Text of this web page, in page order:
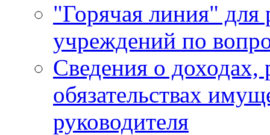
"Горячая линия"
учреждений по
Сведения о доходах,
обязательствах
руководителя